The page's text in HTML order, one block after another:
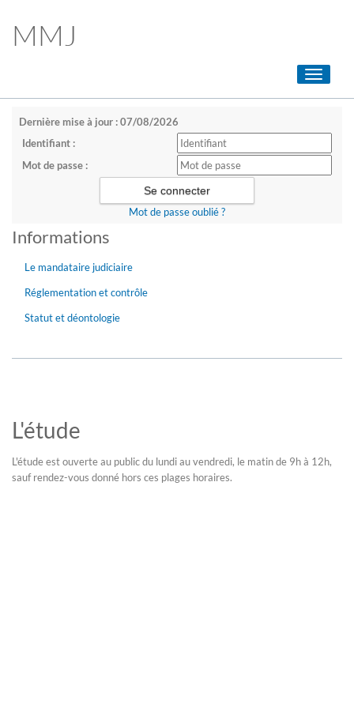
MMJ
Toggle
Dernière mise à jour : 07/08/2026
Identifiant :
Mot de passe :
Mot de passe oublié ?
Informations
Le mandataire judiciaire
Réglementation et contrôle
Statut et déontologie
L'étude
L'étude est ouverte au public du lundi au vendredi, le matin de 9h à 12h,
sauf rendez-vous donné hors ces plages horaires.